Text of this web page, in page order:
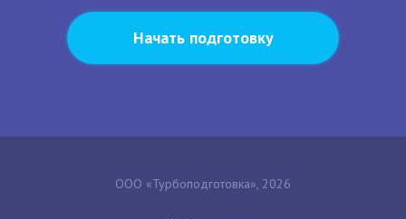
Начать подготовку
ООО «Турбоподготовка», 2026